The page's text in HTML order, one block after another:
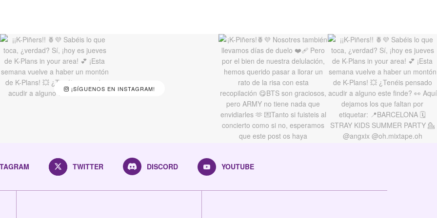
¡SÍGUENOS EN INSTAGRAM!
TWITTER DISCORD YOUTUBE